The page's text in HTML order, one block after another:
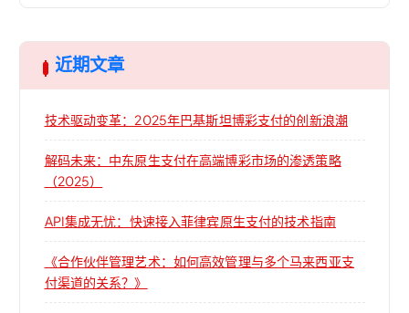
近期文章
技术驱动变革：2025年巴基斯坦博彩支付的创新浪潮
解码未来：中东原生支付在高端博彩市场的渗透策略
（2025）
API集成无忧：快速接入菲律宾原生支付的技术指南
《合作伙伴管理艺术：如何高效管理与多个马来西亚支
付渠道的关系？》